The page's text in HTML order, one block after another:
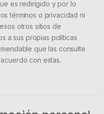
es redirigido y por lo
términos o privacidad ni
otros sitios de
a sus propias políticas
que las consulte
con estas.